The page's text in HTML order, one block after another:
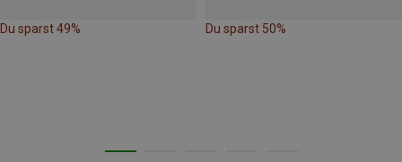
Du sparst 49% Du sparst 50%